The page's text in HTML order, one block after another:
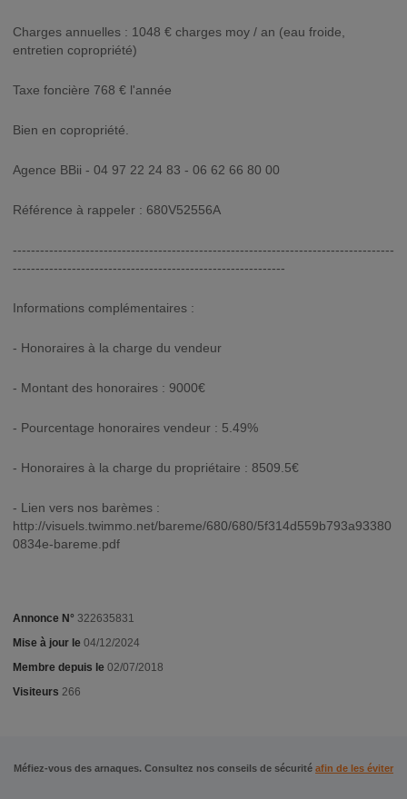
Charges annuelles : 1048 € charges moy / an (eau froide,
entretien copropriété)
Taxe foncière 768 € l'année
Bien en copropriété.
Agence BBii - 04 97 22 24 83 - 06 62 66 80 00
Référence à rappeler : 680V52556A
------------------------------------------------------------------------------------
------------------------------------------------------------
Informations complémentaires :
- Honoraires à la charge du vendeur
- Montant des honoraires : 9000€
- Pourcentage honoraires vendeur : 5.49%
- Honoraires à la charge du propriétaire : 8509.5€
- Lien vers nos barèmes :
http://visuels.twimmo.net/bareme/680/680/5f314d559b793a93380
0834e-bareme.pdf
Annonce N° 322635831
Mise à jour le 04/12/2024
Membre depuis le 02/07/2018
Visiteurs 266
Méfiez-vous des arnaques. Consultez nos conseils de sécurité afin de les éviter